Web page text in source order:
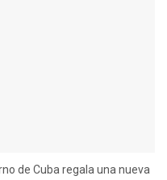
de Cuba regala una nueva